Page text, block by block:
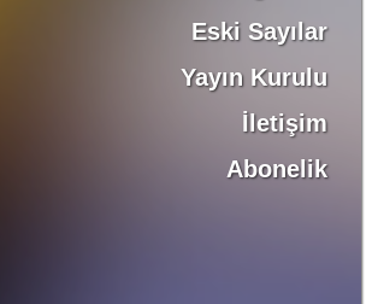
Eski Sayılar
Yayın Kurulu
İletişim
Abonelik